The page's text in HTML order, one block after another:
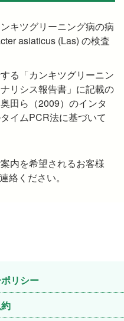
キツグリーニング病の病
asiaticus (Las) の検査
る「カンキツグリーニン
リシス報告書」に記載の
田ら（2009）のインタ
イムPCR法に基づいて
内を希望されるお客様
絡ください。
リシー